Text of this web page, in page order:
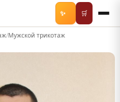
✨ 🛒
/Мужской трикотаж